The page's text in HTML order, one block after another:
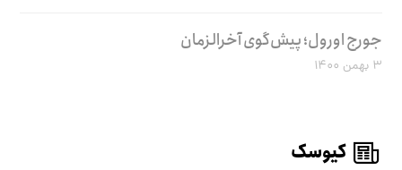
جورج اورول؛ پیش‌گوی آخرالزمان
۳ بهمن ۱۴۰۰
کیوسک